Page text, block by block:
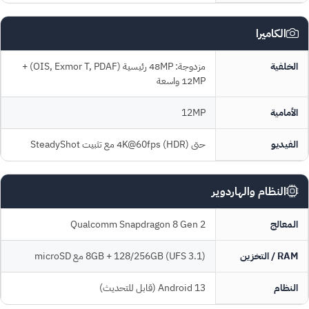
الكاميرا
الخلفية
مزدوجة: 48MP رئيسية (OIS, Exmor T, PDAF) +
12MP واسعة
الأمامية 12MP
الفيديو حتى 4K@60fps (HDR) مع تثبيت SteadyShot
النظام والهاردوير
المعالج Qualcomm Snapdragon 8 Gen 2
RAM / التخزين 8GB + 128/256GB (UFS 3.1) مع microSD
النظام Android 13 (قابل للتحديث)